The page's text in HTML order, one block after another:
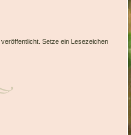
Setze ein Lesezeichen